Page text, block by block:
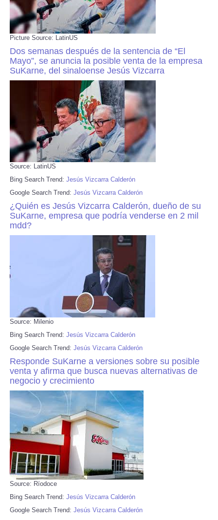
Picture Source: LatinUS
Dos semanas después de la sentencia de “El
Mayo”, se anuncia la posible venta de la empresa
SuKarne, del sinaloense Jesús Vizcarra
Source: LatinUS
Bing Search Trend: Jesús Vizcarra Calderón
Google Search Trend: Jesús Vizcarra Calderón
¿Quién es Jesús Vizcarra Calderón, dueño de su
SuKarne, empresa que podría venderse en 2 mil
mdd?
Source: Milenio
Bing Search Trend: Jesús Vizcarra Calderón
Google Search Trend: Jesús Vizcarra Calderón
Responde SuKarne a versiones sobre su posible
venta y afirma que busca nuevas alternativas de
negocio y crecimiento
Source: Ríodoce
Bing Search Trend: Jesús Vizcarra Calderón
Google Search Trend: Jesús Vizcarra Calderón